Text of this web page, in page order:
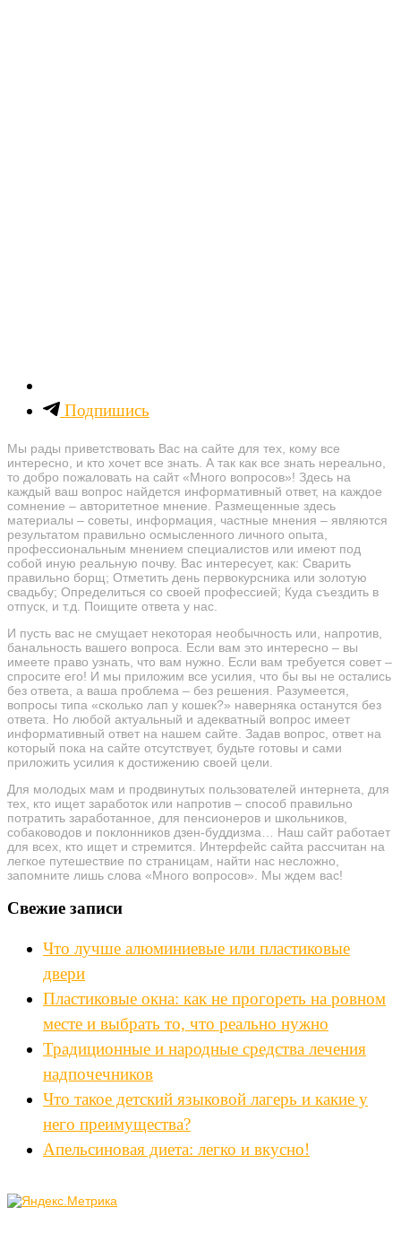
Подпишись
Мы рады приветствовать Вас на сайте для тех, кому все
интересно, и кто хочет все знать. А так как все знать нереально,
то добро пожаловать на сайт «Много вопросов»! Здесь на
каждый ваш вопрос найдется информативный ответ, на каждое
сомнение – авторитетное мнение. Размещенные здесь
материалы – советы, информация, частные мнения – являются
результатом правильно осмысленного личного опыта,
профессиональным мнением специалистов или имеют под
собой иную реальную почву. Вас интересует, как: Сварить
правильно борщ; Отметить день первокурсника или золотую
свадьбу; Определиться со своей профессией; Куда съездить в
отпуск, и т.д. Поищите ответа у нас.
И пусть вас не смущает некоторая необычность или, напротив,
банальность вашего вопроса. Если вам это интересно – вы
имеете право узнать, что вам нужно. Если вам требуется совет –
спросите его! И мы приложим все усилия, что бы вы не остались
без ответа, а ваша проблема – без решения. Разумеется,
вопросы типа «сколько лап у кошек?» наверняка останутся без
ответа. Но любой актуальный и адекватный вопрос имеет
информативный ответ на нашем сайте. Задав вопрос, ответ на
который пока на сайте отсутствует, будьте готовы и сами
приложить усилия к достижению своей цели.
Для молодых мам и продвинутых пользователей интернета, для
тех, кто ищет заработок или напротив – способ правильно
потратить заработанное, для пенсионеров и школьников,
собаководов и поклонников дзен-буддизма… Наш сайт работает
для всех, кто ищет и стремится. Интерфейс сайта рассчитан на
легкое путешествие по страницам, найти нас несложно,
запомните лишь слова «Много вопросов». Мы ждем вас!
Свежие записи
Что лучше алюминиевые или пластиковые
двери
Пластиковые окна: как не прогореть на ровном
месте и выбрать то, что реально нужно
Традиционные и народные средства лечения
надпочечников
Что такое детский языковой лагерь и какие у
него преимущества?
Апельсиновая диета: легко и вкусно!